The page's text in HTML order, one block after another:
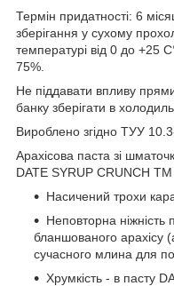
Термін придатності: 6
зберігання у сухому
температурі від 0 до +25
75%.
Не піддавати впливу
банку зберігати в
Вироблено згідно ТУУ
Арахісова паста зі
DATE SYRUP CRUNCH
Насичений трохи
Неповторна ніжність
бланшованого арахісу
сучасного млина для
Хрумкість - в пасту